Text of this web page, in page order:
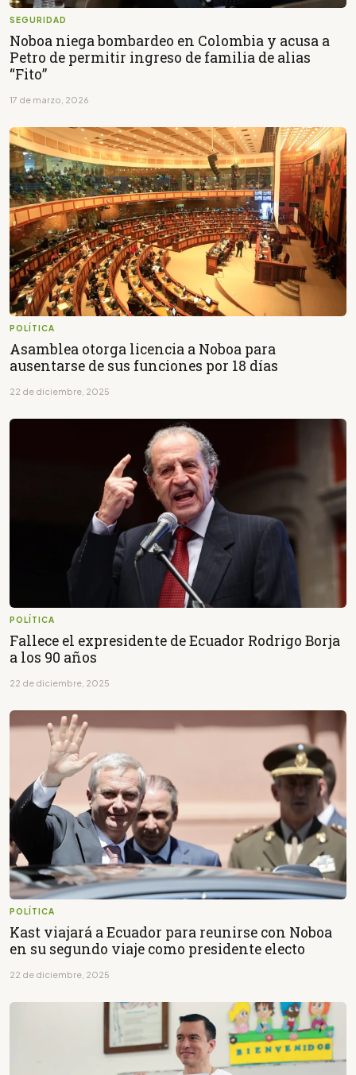
SEGURIDAD
Noboa niega bombardeo en Colombia y acusa a
Petro de permitir ingreso de familia de alias
“Fito”
17 de marzo, 2026
POLÍTICA
Asamblea otorga licencia a Noboa para
ausentarse de sus funciones por 18 días
22 de diciembre, 2025
POLÍTICA
Fallece el expresidente de Ecuador Rodrigo Borja
a los 90 años
22 de diciembre, 2025
POLÍTICA
Kast viajará a Ecuador para reunirse con Noboa
en su segundo viaje como presidente electo
22 de diciembre, 2025